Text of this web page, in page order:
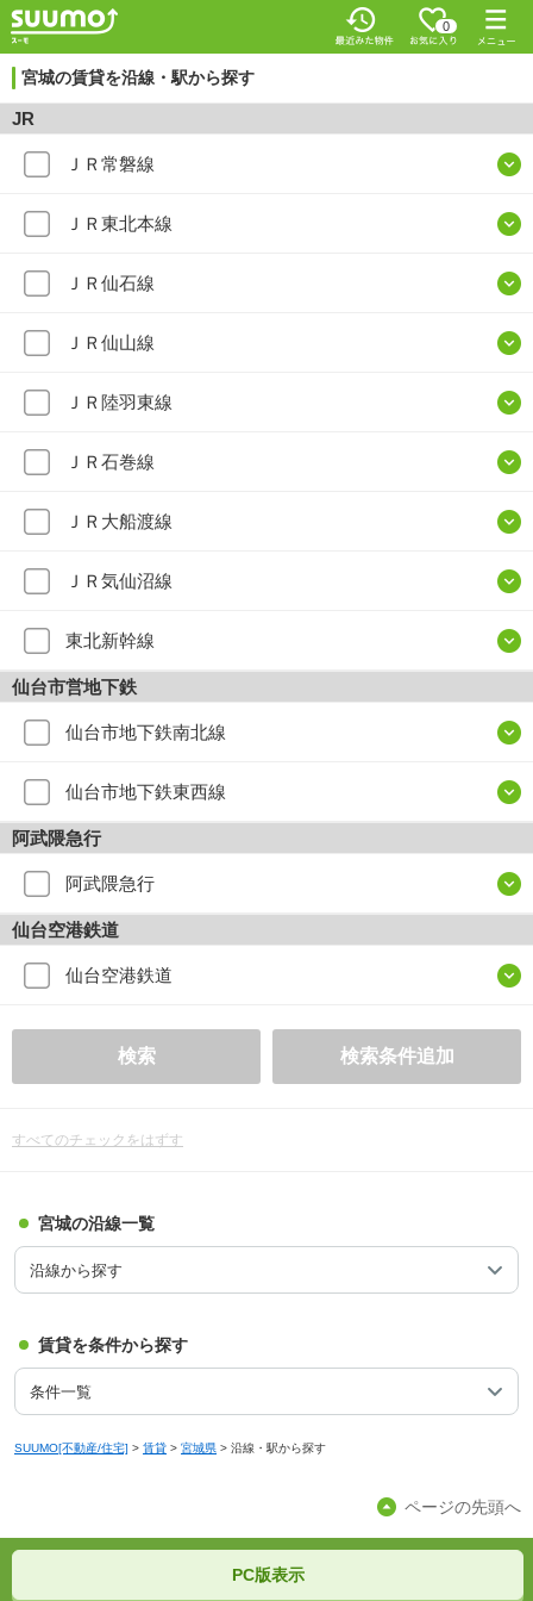
0
宮城の賃貸を沿線・駅から探す
JR
ＪＲ常磐線
ＪＲ東北本線
ＪＲ仙石線
ＪＲ仙山線
ＪＲ陸羽東線
ＪＲ石巻線
ＪＲ大船渡線
ＪＲ気仙沼線
東北新幹線
仙台市営地下鉄
仙台市地下鉄南北線
仙台市地下鉄東西線
阿武隈急行
阿武隈急行
仙台空港鉄道
仙台空港鉄道
検索 検索条件追加
すべてのチェックをはずす
宮城の沿線一覧
沿線から探す
賃貸を条件から探す
条件一覧
SUUMO[不動産/住宅] > 賃貸 > 宮城県 > 沿線・駅から探す
ページの先頭へ
PC版表示